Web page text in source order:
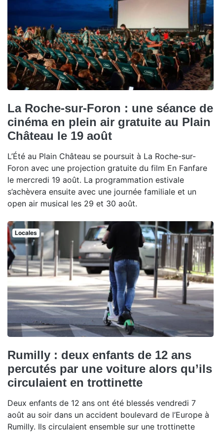
La Roche-sur-Foron : une séance de
cinéma en plein air gratuite au Plain
Château le 19 août
L’Été au Plain Château se poursuit à La Roche-sur-
Foron avec une projection gratuite du film En Fanfare
le mercredi 19 août. La programmation estivale
s’achèvera ensuite avec une journée familiale et un
open air musical les 29 et 30 août.
Locales
Rumilly : deux enfants de 12 ans
percutés par une voiture alors qu’ils
circulaient en trottinette
Deux enfants de 12 ans ont été blessés vendredi 7
août au soir dans un accident boulevard de l’Europe à
Rumilly. Ils circulaient ensemble sur une trottinette